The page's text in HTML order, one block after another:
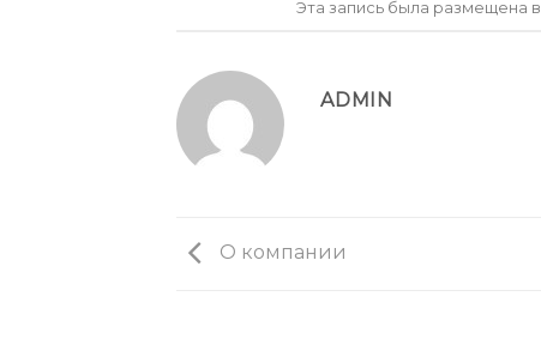
Эта запись была размещена в
ADMIN
О компании